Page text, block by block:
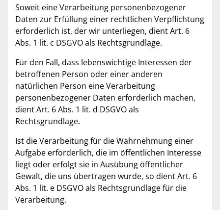
Soweit eine Verarbeitung personenbezogener
Daten zur Erfüllung einer rechtlichen Verpflichtung
erforderlich ist, der wir unterliegen, dient Art. 6
Abs. 1 lit. c DSGVO als Rechtsgrundlage.
Für den Fall, dass lebenswichtige Interessen der
betroffenen Person oder einer anderen
natürlichen Person eine Verarbeitung
personenbezogener Daten erforderlich machen,
dient Art. 6 Abs. 1 lit. d DSGVO als
Rechtsgrundlage.
Ist die Verarbeitung für die Wahrnehmung einer
Aufgabe erforderlich, die im öffentlichen Interesse
liegt oder erfolgt sie in Ausübung öffentlicher
Gewalt, die uns übertragen wurde, so dient Art. 6
Abs. 1 lit. e DSGVO als Rechtsgrundlage für die
Verarbeitung.